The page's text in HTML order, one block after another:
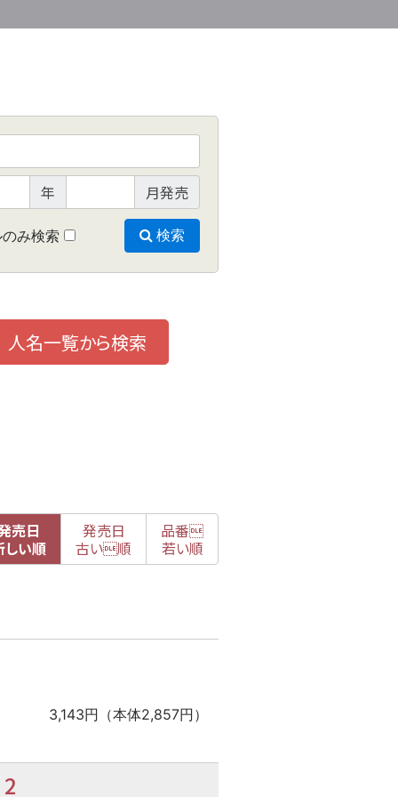
年 月発売
み検索 検索
人名一覧から検索
売日
しい順
発売日
古い順
品番
若い順
3,143円（本体2,857円）